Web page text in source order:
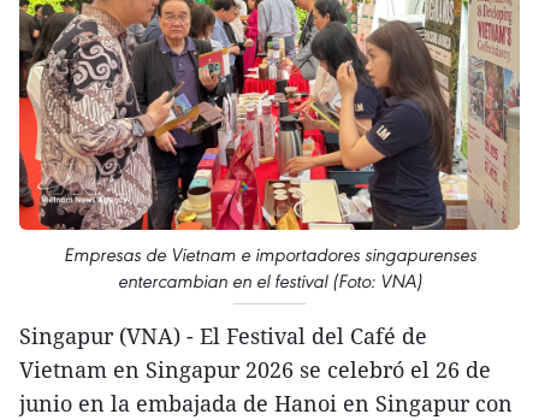
Empresas de Vietnam e importadores singapurenses
entercambian en el festival (Foto: VNA)
Singapur (VNA) - El Festival del Café de
Vietnam en Singapur 2026 se celebró el 26 de
junio en la embajada de Hanoi en Singapur con